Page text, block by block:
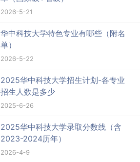
2026-5-21
华中科技大学特色专业有哪些（附名
单）
2026-5-22
2025华中科技大学招生计划-各专业
招生人数是多少
2025-6-26
2025华中科技大学录取分数线（含
2023-2024历年）
2026-4-9